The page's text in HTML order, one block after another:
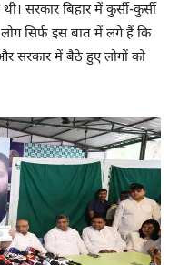
सरकार बिहार में कुर्सी-कुर्सी
सिर्फ इस बात में लगे हैं कि
सरकार में बैठे हुए लोगों को